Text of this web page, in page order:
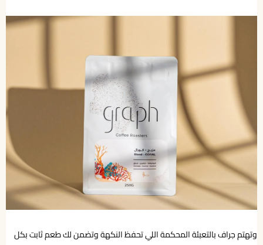
وتهتم جراف بالتعبئة المحكمة اللي تحفظ النكهة وتضمن لك طعم ثابت بكل